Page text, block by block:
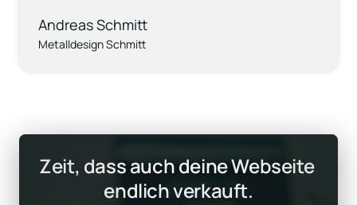
Andreas Schmitt
Metalldesign Schmitt
Zeit, dass auch deine Webseite
endlich verkauft.